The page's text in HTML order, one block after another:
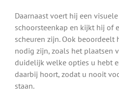
Daarnaast voert hij een
schoorsteenkap en kijkt hij of
scheuren zijn. Ook beoordeelt
nodig zijn, zoals het plaatsen
duidelijk welke opties u hebt
daarbij hoort, zodat u nooit
staan.